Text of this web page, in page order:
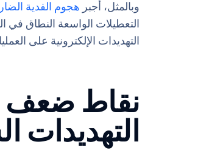
وبالمثل، أجبر هجوم الفدية
التعطيلات الواسعة النطاق في
التهديدات الإلكترونية على
نقاط ضعف
التهديدات